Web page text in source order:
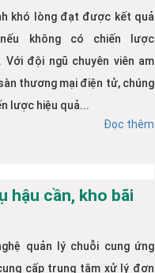
khó lòng đạt được kết quả
không có chiến lược
Với đội ngũ chuyên viên am
thương mại điện tử, chúng
lược hiệu quả...
Đọc thêm
hậu cần, kho bãi
quản lý chuỗi cung ứng
cấp trung tâm xử lý đơn